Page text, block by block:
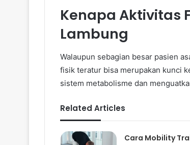
Kenapa Aktivitas
Lambung
Walaupun sebagian besar pasien
fisik teratur bisa merupakan kunci
sistem metabolisme dan
Related Articles
Cara Mobility